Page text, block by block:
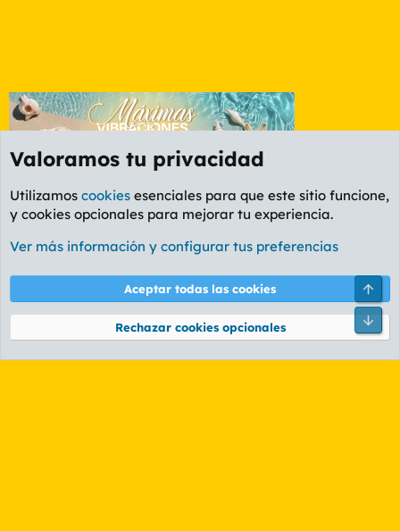
Etiquetas
Cookies
PL OLDSTYLE AMARILLO
Términos y reglas Política de privacidad Ayuda
Community platform by XenForo® © 2010-2026 XenForo Ltd.
Valoramos tu privacidad
Utilizamos cookies esenciales para que este sitio funcione,
y cookies opcionales para mejorar tu experiencia.
Ver más información y configurar tus preferencias
Aceptar todas las cookies
Rechazar cookies opcionales
Pie